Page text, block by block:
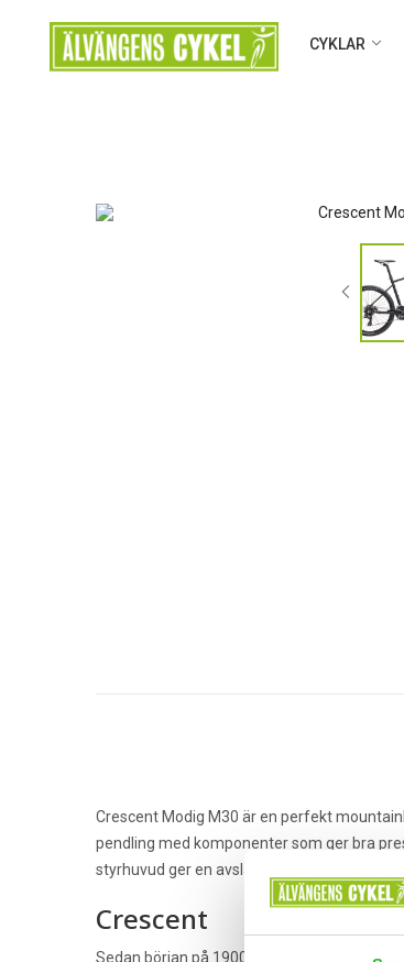
CYKLAR
Crescent Modig M30 är en perfekt
pendling med komponenter som ger bra
styrhuvud ger en avslappnad sittställning
Crescent
Sedan början på 1900-talet har Crescent